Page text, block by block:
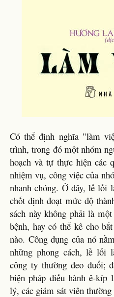
Có thể định nghĩa "làm
trình, trong đó một nhóm
hoạch và tự thực hiện các
nhiệm vụ, công việc của
nhanh chóng. Ở đây, lề lối
chốt định đoạt mức độ
sách này không phải là
bệnh, hay có thể kê cho
nào. Công dụng của nó
những phong cách, lề lối
công ty thường đeo đuổi;
biện pháp điều hành ê-kíp
lý, các giám sát viên thường